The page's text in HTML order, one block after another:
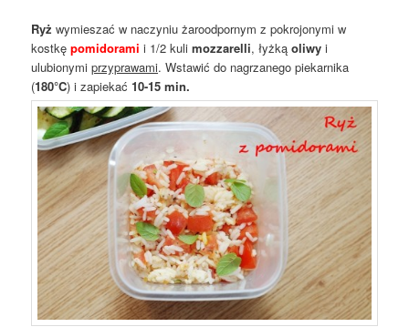
Ryż wymieszać w naczyniu żaroodpornym z pokrojonymi w
kostkępomidorami i 1/2 kulimozzarelli, łyżką oliwy i
ulubionymiprzyprawami. Wstawić do nagrzanego piekarnika
(180°C) i zapiekać 10-15 min.